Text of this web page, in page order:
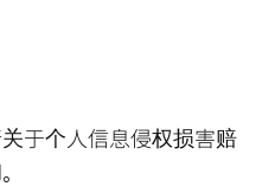
于个人信息侵权损害赔